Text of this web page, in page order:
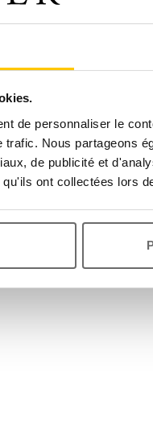
de personnaliser le
Nous partageons
de publicité et
ont collectées lors